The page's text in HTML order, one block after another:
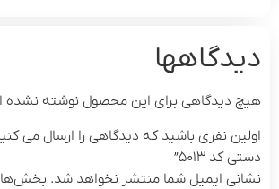
دیدگاهها
هیچ دیدگاهی برای این محصول نوشته نشده
اولین نفری باشید که دیدگاهی را ارسال می
دستی کد ۵۰۱۳”
نشانی ایمیل شما منتشر نخواهد شد. بخش‌های